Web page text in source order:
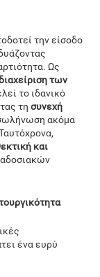
την είσοδο
Ως
των
το ιδανικό
τη συνεχή
ακόμα
και
ένα ευρύ